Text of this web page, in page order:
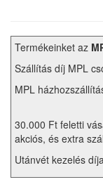
Termékeinket az
Szállítás díj MPL
MPL
30.000 Ft feletti
akciós, és extra
Utánvét kezelés